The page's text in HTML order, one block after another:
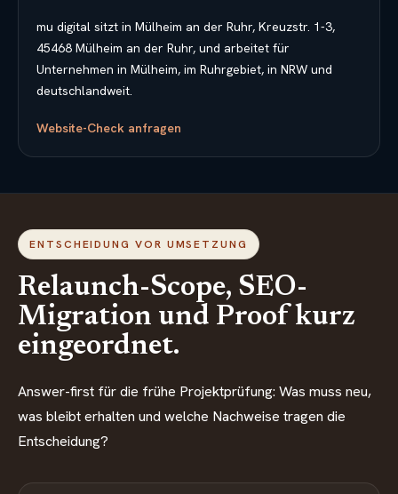
mu digital sitzt in Mülheim an der Ruhr, Kreuzstr. 1-3,
45468 Mülheim an der Ruhr, und arbeitet für
Unternehmen in Mülheim, im Ruhrgebiet, in NRW und
deutschlandweit.
Website-Check anfragen
ENTSCHEIDUNG VOR UMSETZUNG
Relaunch-Scope, SEO-
Migration und Proof kurz
eingeordnet.
Answer-first für die frühe Projektprüfung: Was muss neu,
was bleibt erhalten und welche Nachweise tragen die
Entscheidung?